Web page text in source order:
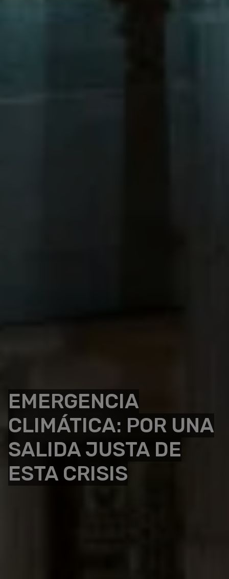
EMERGENCIA
CLIMÁTICA: POR UNA
SALIDA JUSTA DE
ESTA CRISIS